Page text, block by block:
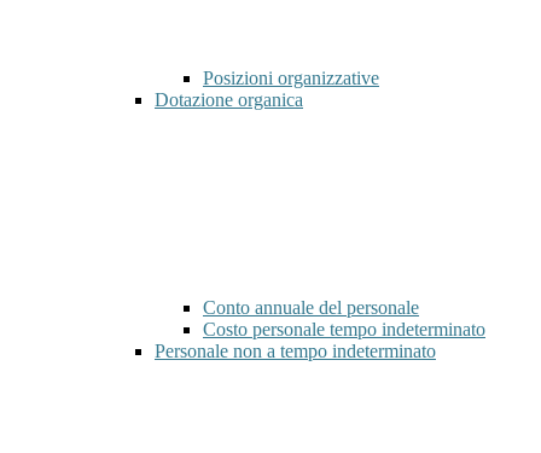
Posizioni organizzative
Dotazione organica
Conto annuale del personale
Costo personale tempo indeterminato
Personale non a tempo indeterminato